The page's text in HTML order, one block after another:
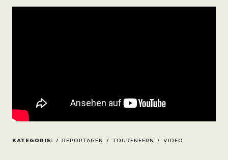
KATEGORIE: REPORTAGEN TOURENFERN VIDEO